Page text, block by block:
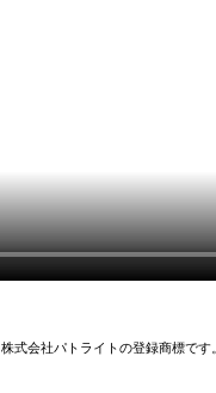
式会社パトライトの登録商標です。